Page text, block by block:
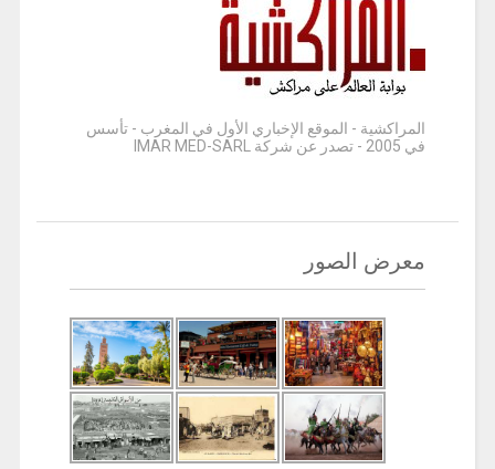
المراكشية - الموقع الإخباري الأول في المغرب - تأسس
في 2005 - تصدر عن شركة IMAR MED-SARL
معرض الصور